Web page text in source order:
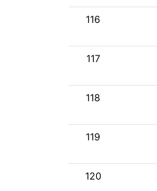
116
117
118
119
120